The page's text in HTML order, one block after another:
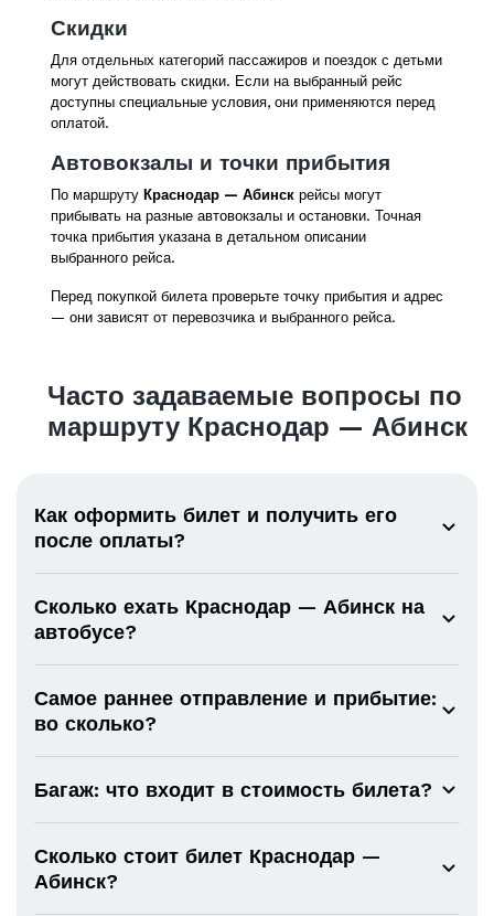
Скидки
Для отдельных категорий пассажиров и поездок с детьми
могут действовать скидки. Если на выбранный рейс
доступны специальные условия, они применяются перед
оплатой.
Автовокзалы и точки прибытия
По маршруту Краснодар — Абинск рейсы могут
прибывать на разные автовокзалы и остановки. Точная
точка прибытия указана в детальном описании
выбранного рейса.
Перед покупкой билета проверьте точку прибытия и адрес
— они зависят от перевозчика и выбранного рейса.
Часто задаваемые вопросы по
маршруту Краснодар — Абинск
Как оформить билет и получить его
после оплаты?
Сколько ехать Краснодар — Абинск на
автобусе?
Самое раннее отправление и прибытие:
во сколько?
Багаж: что входит в стоимость билета?
Сколько стоит билет Краснодар —
Абинск?